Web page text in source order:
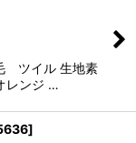
ツイル 生地素
レンジ …
]